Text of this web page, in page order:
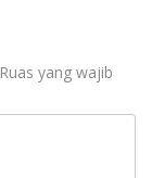
Ruas yang wajib